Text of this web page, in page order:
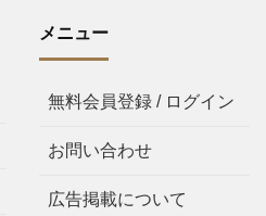
メニュー
無料会員登録 / ログイン
お問い合わせ
広告掲載について